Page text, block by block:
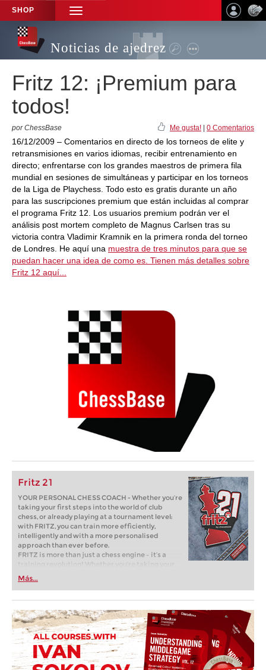
SHOP
TOGGLE
NAVIGATION
Noticias de ajedrez
Fritz 12: ¡Premium para
todos!
por ChessBase Me gusta! 0 Comentarios
16/12/2009 – Comentarios en directo de los torneos de elite y
retransmisiones en varios idiomas, recibir entrenamiento en
directo; enfrentarse con los grandes maestros de primera fila
mundial en sesiones de simultáneas y participar en los torneos
de la Liga de Playchess. Todo esto es gratis durante un año
para las suscripciones premium que están incluidas al comprar
el programa Fritz 12. Los usuarios premium podrán ver el
análisis post mortem completo de Magnus Carlsen tras su
victoria contra Vladimir Kramnik en la primera ronda del torneo
de Londres. He aquí una muestra de tres minutos para que se
puedan hacer una idea de como es. Tienen más detalles sobre
Fritz 12 aquí...
Fritz 21
YOUR PERSONAL CHESS COACH - Whether you’re
taking your first steps into the world of club
chess, or already playing at a tournament level:
with FRITZ, you can train more efficiently,
intelligently and with a more personalised
approach than ever before.
FRITZ is more than just a chess engine – it’s a
training revolution! Whether you’re taking your
first steps into the world of club chess, or already
playing at a tournament level: with FRITZ, you can
train more efficiently, intelligently and with a
more personalised approach than ever before.
Más...